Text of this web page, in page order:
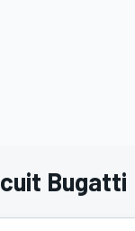
Bugatti